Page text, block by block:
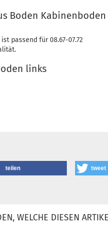
Boden Kabinenboden
passend für 08.67-07.72
links
teilen tweet
WELCHE DIESEN